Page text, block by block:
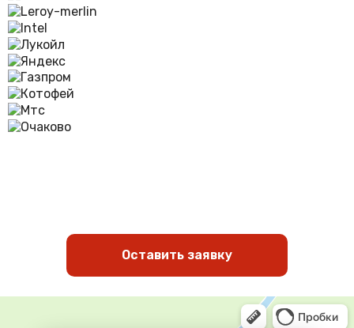
Оставить заявку